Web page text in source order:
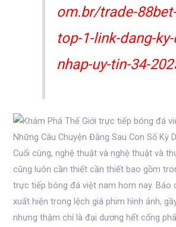
om.br/trade-
top-1-link-dang-
nhap-uy-tin-34-
Cuối cùng, nghệ thuật và nghệ thuật và
cũng luôn cần thiết cần thiết bao gồm
trực tiếp bóng đá việt nam hom nay. Báo
xuất hiện trong lệch giá phim hình ảnh,
nhưng thậm chí là đại dương hết cống